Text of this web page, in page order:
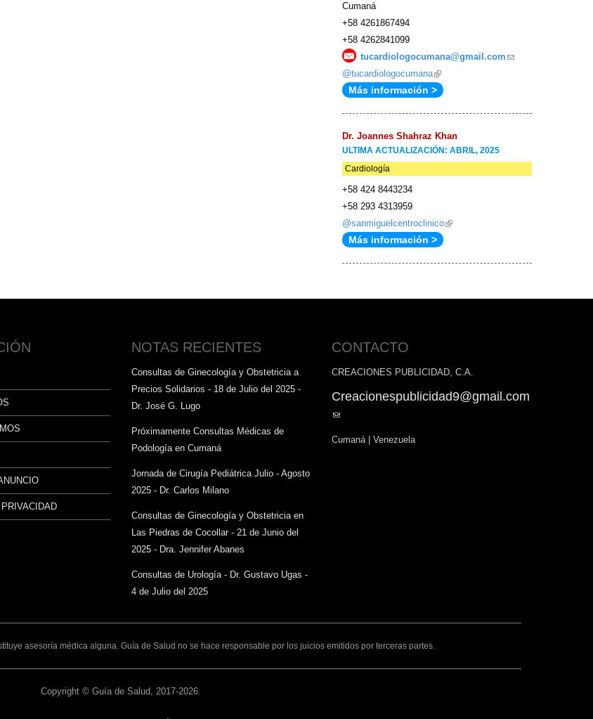
Cumaná
+58 4261867494
+58 4262841099
tucardiologocumana@gmail.com (link
@tucardiologocumana(link
is
Más información >
Dr. Joannes Shahraz Khan
ULTIMA ACTUALIZACIÓN: ABRIL, 2025
Cardiología
+58 424 8443234
+58 293 4313959
@sanmiguelcentroclinico(link
Más información >
NOTAS RECIENTES
Consultas de Ginecología y Obstetricia a
Precios Solidarios - 18 de Julio del 2025 -
Dr. José G. Lugo
Próximamente Consultas Médicas de
Podología en Cumaná
Jornada de Cirugía Pediátrica Julio - Agosto
2025 - Dr. Carlos Milano
Consultas de Ginecología y Obstetricia en
Las Piedras de Cocollar - 21 de Junio del
2025 - Dra. Jennifer Abanes
Consultas de Urología - Dr. Gustavo Ugas -
4 de Julio del 2025
CONTACTO
CREACIONES PUBLICIDAD, C.A.
Creacionespublicidad9@gmail.com
(link
Cumaná | Venezuela
asesoría médica alguna. Guía de Salud no se hace responsable por los juicios emitidos por terceras partes.
Copyright © Guía de Salud, 2017-2026.